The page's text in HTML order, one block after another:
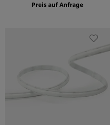
Preis auf Anfrage